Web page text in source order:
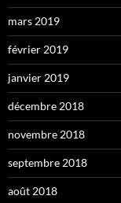
mars 2019
février 2019
janvier 2019
décembre 2018
novembre 2018
septembre 2018
août 2018